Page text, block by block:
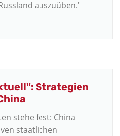
auszuüben."
Strategien
stehe fest: China
staatlichen